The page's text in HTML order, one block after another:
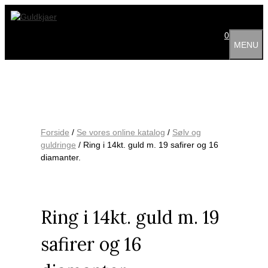
Hop
0
MENU
Forside / Se vores online katalog / Sølv og
guldringe / Ring i 14kt. guld m. 19 safirer og 16
diamanter.
Ring i 14kt. guld m. 19
safirer og 16